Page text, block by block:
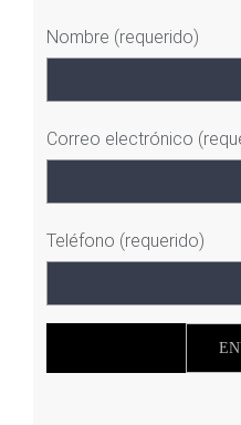
Nombre (requerido)
Correo electrónico
Teléfono (requerido)